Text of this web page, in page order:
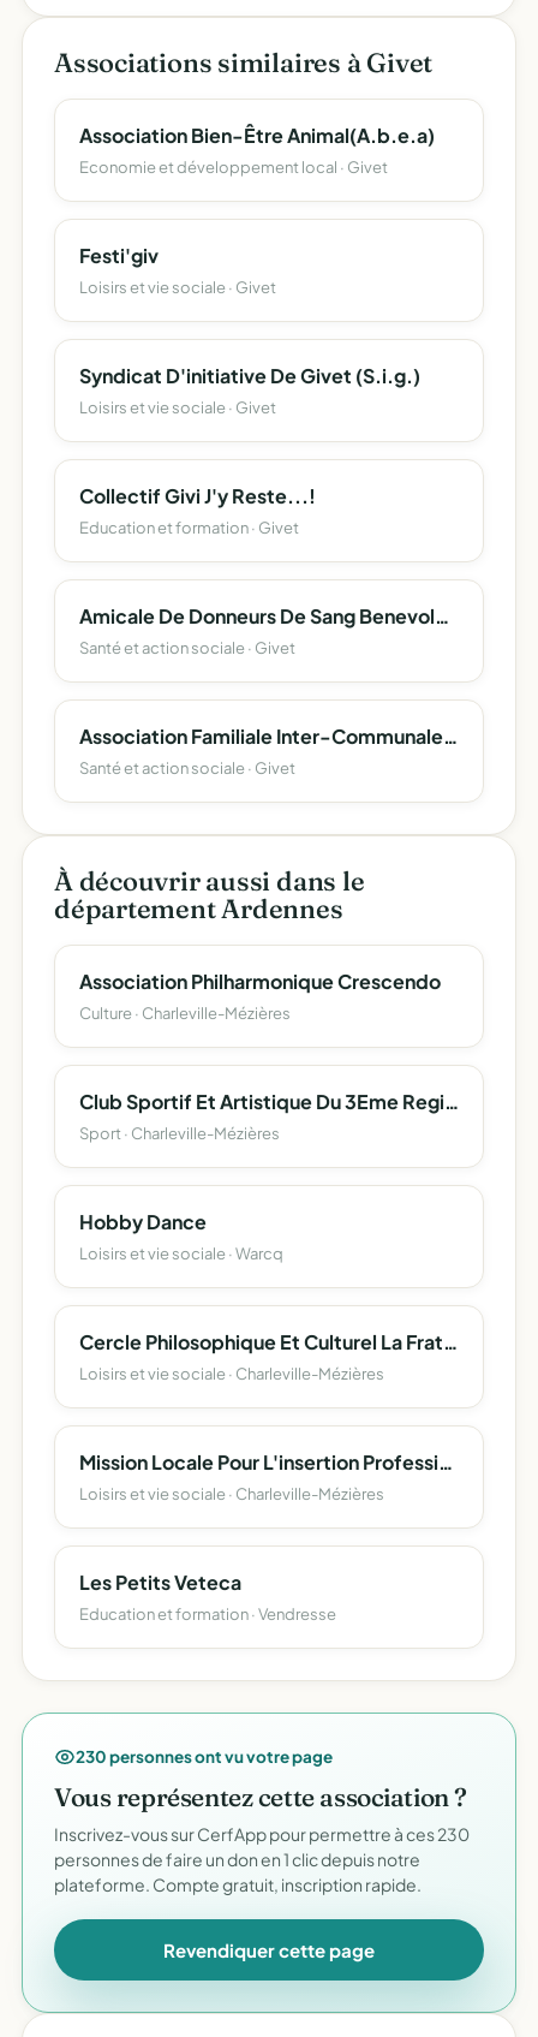
Associations similaires à Givet
Association Bien-Être Animal(A.b.e.a)
Economie et développement local · Givet
Festi'giv
Loisirs et vie sociale · Givet
Syndicat D'initiative De Givet (S.i.g.)
Loisirs et vie sociale · Givet
Collectif Givi J'y Reste...!
Education et formation · Givet
Amicale De Donneurs De Sang Benevoles De Givet Et De Ses Environs
Santé et action sociale · Givet
Association Familiale Inter-Communale De Givet
Santé et action sociale · Givet
À découvrir aussi dans le
département Ardennes
Association Philharmonique Crescendo
Culture · Charleville-Mézières
Club Sportif Et Artistique Du 3Eme Regiment Du Genie
Sport · Charleville-Mézières
Hobby Dance
Loisirs et vie sociale · Warcq
Cercle Philosophique Et Culturel La Fraternite Georges Corneau
Loisirs et vie sociale · Charleville-Mézières
Mission Locale Pour L'insertion Professionnelle Et Sociale Des Jeunes Du Bassin D'emploi De Charleville-Mezieres
Loisirs et vie sociale · Charleville-Mézières
Les Petits Veteca
Education et formation · Vendresse
230 personnes ont vu votre page
Vous représentez cette association ?
Inscrivez-vous sur CerfApp pour permettre à ces 230
personnes de faire un don en 1 clic depuis notre
plateforme. Compte gratuit, inscription rapide.
Revendiquer cette page